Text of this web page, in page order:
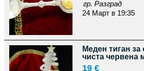
гр. Разград
24 Март в 19:35
Меден тиган за
чиста червена
19 €